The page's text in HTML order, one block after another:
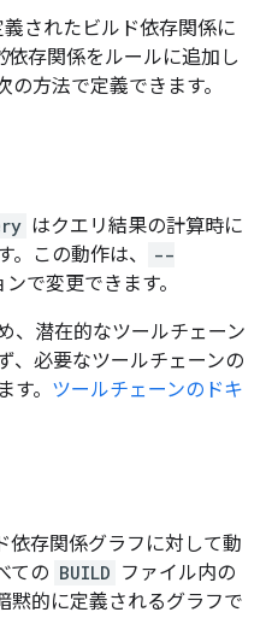
されたビルド依存関係に
依存関係をルールに追加し
方法で定義できます。
はクエリ結果の計算時に
。この動作は、
--
で変更できます。
、潜在的なツールチェーン
、必要なツールチェーンの
。 ツールチェーンのドキ
依存関係グラフに対して動
ての BUILD ファイル内の
黙的に定義されるグラフで